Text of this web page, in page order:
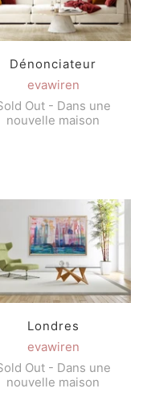
Dénonciateur
evawiren
Out - Dans une
nouvelle maison
Londres
evawiren
Out - Dans une
nouvelle maison